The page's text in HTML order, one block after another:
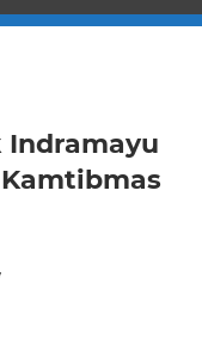
Indramayu